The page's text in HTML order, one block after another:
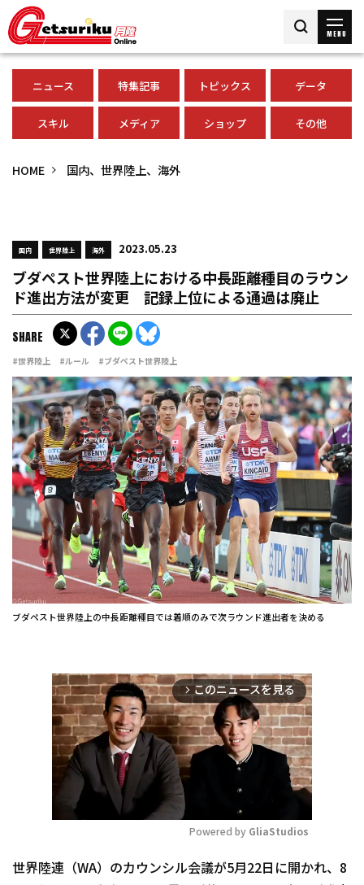
MENU
ニュース 特集記事 トピックス データ
スキル メディア ショップ その他
HOME 国内、世界陸上、海外
国内 世界陸上 海外 2023.05.23
ブダペスト世界陸上における中長距離種目のラウン
ド進出方法が変更 記録上位による通過は廃止
#世界陸上 #ルール #ブダペスト世界陸上
SHARE
ブダペスト世界陸上の中長距離種目では着順のみで次ラウンド進出者を決める
arrow_forward_ios このニュースを見る
Mute
Powered by GliaStudios
世界陸連（WA）のカウンシル会議が5月22日に開かれ、8